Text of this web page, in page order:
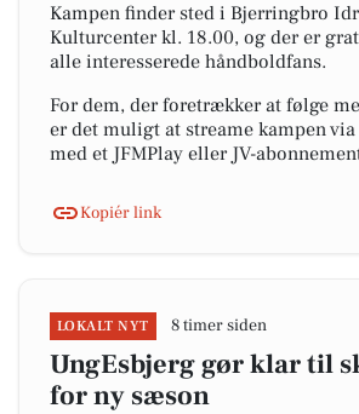
Kampen finder sted i Bjerringbro
Kulturcenter kl. 18.00, og der er
alle interesserede håndboldfans.
For dem, der foretrækker at følge
er det muligt at streame kampen
med et JFMPlay eller JV-
Kopiér link
LOKALT NYT 8 timer siden
UngEsbjerg gør klar til
for ny sæson